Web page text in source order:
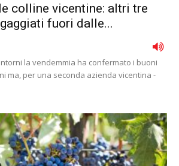
colline vicentine: altri tre
fuori dalle...
la vendemmia ha confermato i buoni
ma, per una seconda azienda vicentina -